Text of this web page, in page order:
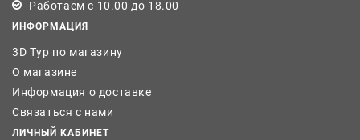
Работаем с 10.00 до 18.00
ИНФОРМАЦИЯ
3D Тур по магазину
О магазине
Информация о доставке
Связаться с нами
ЛИЧНЫЙ КАБИНЕТ